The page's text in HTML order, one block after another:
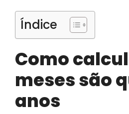
Índice
Como
meses são
anos